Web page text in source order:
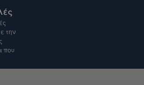
σας για οποιαδήποτε
την
που